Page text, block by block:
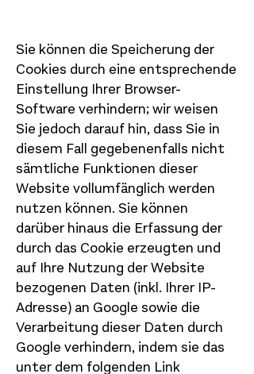
Sie können die Speicherung der
Cookies durch eine entsprechende
Einstellung Ihrer Browser-
Software verhindern; wir weisen
Sie jedoch darauf hin, dass Sie in
diesem Fall gegebenenfalls nicht
sämtliche Funktionen dieser
Website vollumfänglich werden
nutzen können. Sie können
darüber hinaus die Erfassung der
durch das Cookie erzeugten und
auf Ihre Nutzung der Website
bezogenen Daten (inkl. Ihrer IP-
Adresse) an Google sowie die
Verarbeitung dieser Daten durch
Google verhindern, indem sie das
unter dem folgenden Link